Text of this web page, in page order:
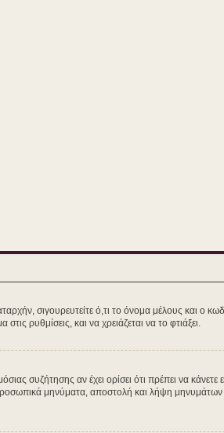
σιγουρευτείτε ό,τι το όνομα μέλους και ο
ρυθμίσεις, και να χρειάζεται να το φτιάξει.
συζήτησης αν έχει ορίσει ότι πρέπει να
μηνύματα, αποστολή και λήψη